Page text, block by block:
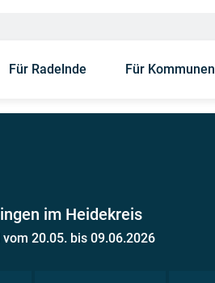
Für Radelnde Für Kommunen
im Heidekreis
vom 20.05. bis 09.06.2026